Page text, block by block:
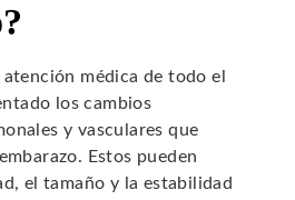
atención médica de todo el
los cambios
y vasculares que
Estos pueden
el tamaño y la estabilidad